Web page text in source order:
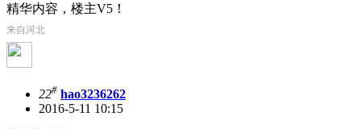
精华内容，楼主V5！
来自河北
22# hao3236262
2016-5-11 10:15